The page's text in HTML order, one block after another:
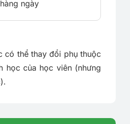
ngày
có thể thay đổi phụ thuộc
học của học viên (nhưng